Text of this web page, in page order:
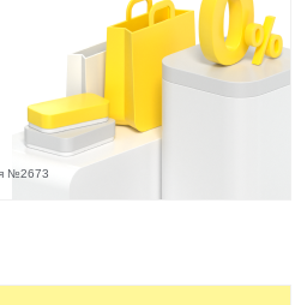
№2673